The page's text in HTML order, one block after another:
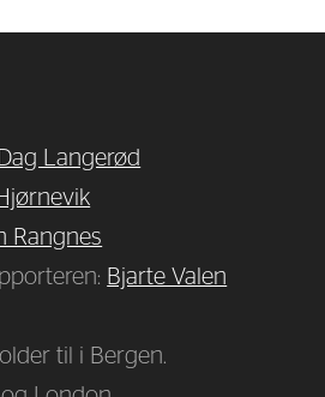
Dag Langerød
Rangnes
Bjarte Valen
til i Bergen.